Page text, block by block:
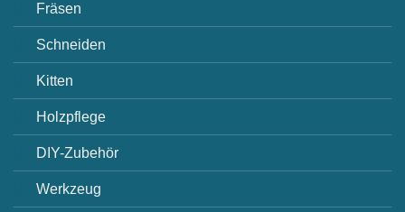
Fräsen
Schneiden
Kitten
Holzpflege
DIY-Zubehör
Werkzeug